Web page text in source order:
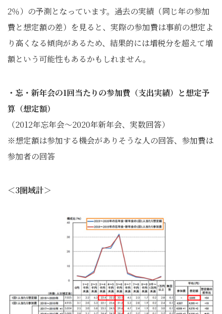
2％）の予測となっています。過去の実績（同じ年の参加
費と想定額の差）を見ると、実際の参加費は事前の想定よ
り高くなる傾向があるため、結果的には増税分を超えて増
額という可能性もあるかもしれません。
・忘・新年会の1回当たりの参加費（支出実績）と想定予
算（想定額）
（2012年忘年会～2020年新年会、実数回答）
※想定額は参加する機会がありそうな人の回答、参加費は
参加者の回答
＜3圏域計＞